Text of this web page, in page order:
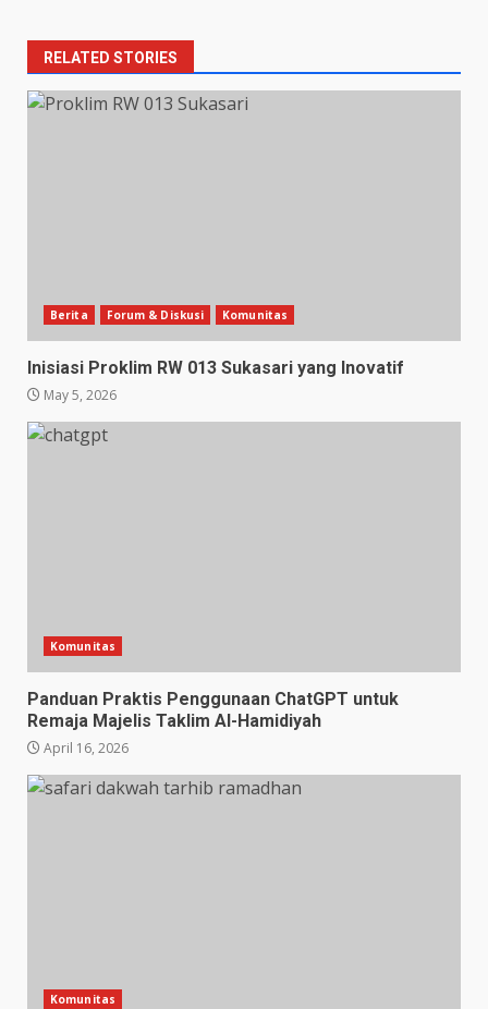
RELATED STORIES
Berita Forum & Diskusi Komunitas
Inisiasi Proklim RW 013 Sukasari yang Inovatif
May 5, 2026
Komunitas
Panduan Praktis Penggunaan ChatGPT untuk
Remaja Majelis Taklim Al-Hamidiyah
April 16, 2026
Komunitas